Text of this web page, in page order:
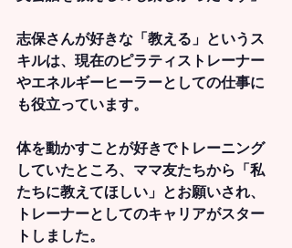
志保さんが好きな「教える」というス
キルは、現在のピラティストレーナー
やエネルギーヒーラーとしての仕事に
も役立っています。
体を動かすことが好きでトレーニング
していたところ、ママ友たちから「私
たちに教えてほしい」とお願いされ、
トレーナーとしてのキャリアがスター
トしました。